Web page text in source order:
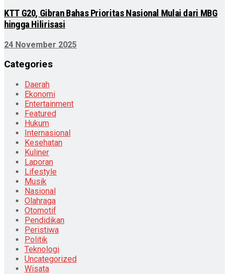
KTT G20, Gibran Bahas Prioritas Nasional Mulai dari MBG
hingga Hilirisasi
24 November 2025
Categories
Daerah
Ekonomi
Entertainment
Featured
Hukum
Internasional
Kesehatan
Kuliner
Laporan
Lifestyle
Musik
Nasional
Olahraga
Otomotif
Pendidikan
Peristiwa
Politik
Teknologi
Uncategorized
Wisata